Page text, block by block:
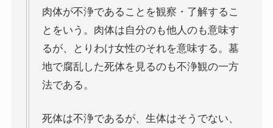
マルクス・エンゲルス著作と関連作品
肉体が不浄であることを観察・了解するこ
とをいう。肉体は自分のも他人のも意味す
るが、とりわけ女性のそれを意味する。墓
地で腐乱した死体を見るのも不浄観の一方
法である。
死体は不浄であるが、生体はそうでない、